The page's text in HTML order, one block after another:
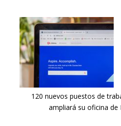
120 nuevos puestos de
ampliará su oficina de